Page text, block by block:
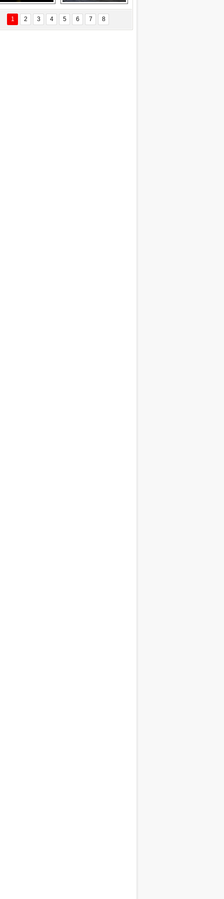
ÖZYANIK
Değişti?
Delta uçağına
yıldırım çarptı
Ford Focus RS
(2015)
1 2 3 4 5 6 7 8